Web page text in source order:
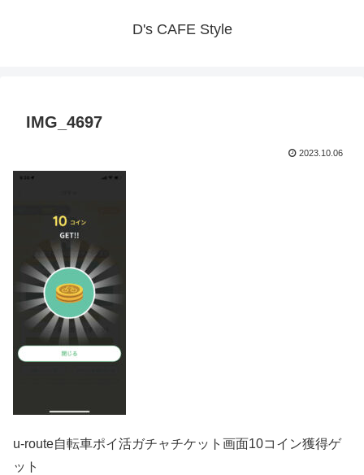
D's CAFE Style
IMG_4697
2023.10.06
u-route自転車ポイ活ガチャチケット画面10コイン獲得ゲ
ット